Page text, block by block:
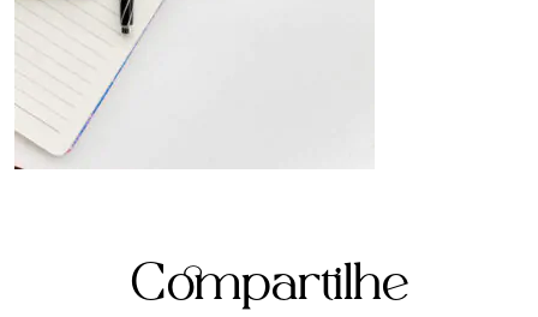
Compartilhe